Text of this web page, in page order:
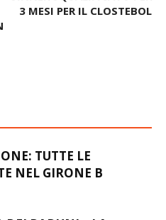
3 MESI PER IL CLOSTEBOL
TUTTE LE
NEL GIRONE B